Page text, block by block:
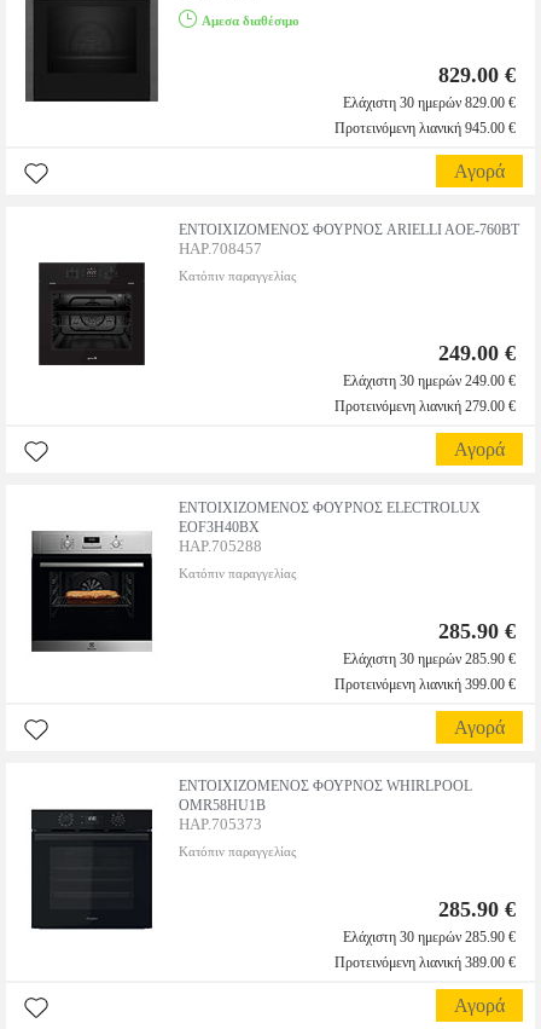
Αμεσα διαθέσιμο
829.00 €
Ελάχιστη 30 ημερών 829.00 €
Προτεινόμενη λιανική 945.00 €
Αγορά
ΕΝΤΟΙΧΙΖΟΜΕΝΟΣ ΦΟΥΡΝΟΣ ARIELLI AOE-760BT
HAP.708457
Κατόπιν παραγγελίας
249.00 €
Ελάχιστη 30 ημερών 249.00 €
Προτεινόμενη λιανική 279.00 €
Αγορά
ΕΝΤΟΙΧΙΖΟΜΕΝΟΣ ΦΟΥΡΝΟΣ ELECTROLUX
EOF3H40BX
HAP.705288
Κατόπιν παραγγελίας
285.90 €
Ελάχιστη 30 ημερών 285.90 €
Προτεινόμενη λιανική 399.00 €
Αγορά
ΕΝΤΟΙΧΙΖΟΜΕΝΟΣ ΦΟΥΡΝΟΣ WHIRLPOOL
OMR58HU1B
HAP.705373
Κατόπιν παραγγελίας
285.90 €
Ελάχιστη 30 ημερών 285.90 €
Προτεινόμενη λιανική 389.00 €
Αγορά